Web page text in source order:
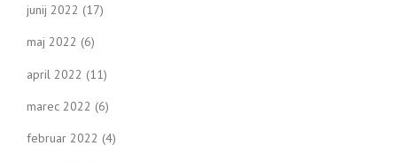
junij 2022 (17)
maj 2022 (6)
april 2022 (11)
marec 2022 (6)
februar 2022 (4)